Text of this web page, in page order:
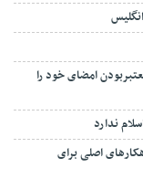
امضای خود را
ندارد
اصلی برای